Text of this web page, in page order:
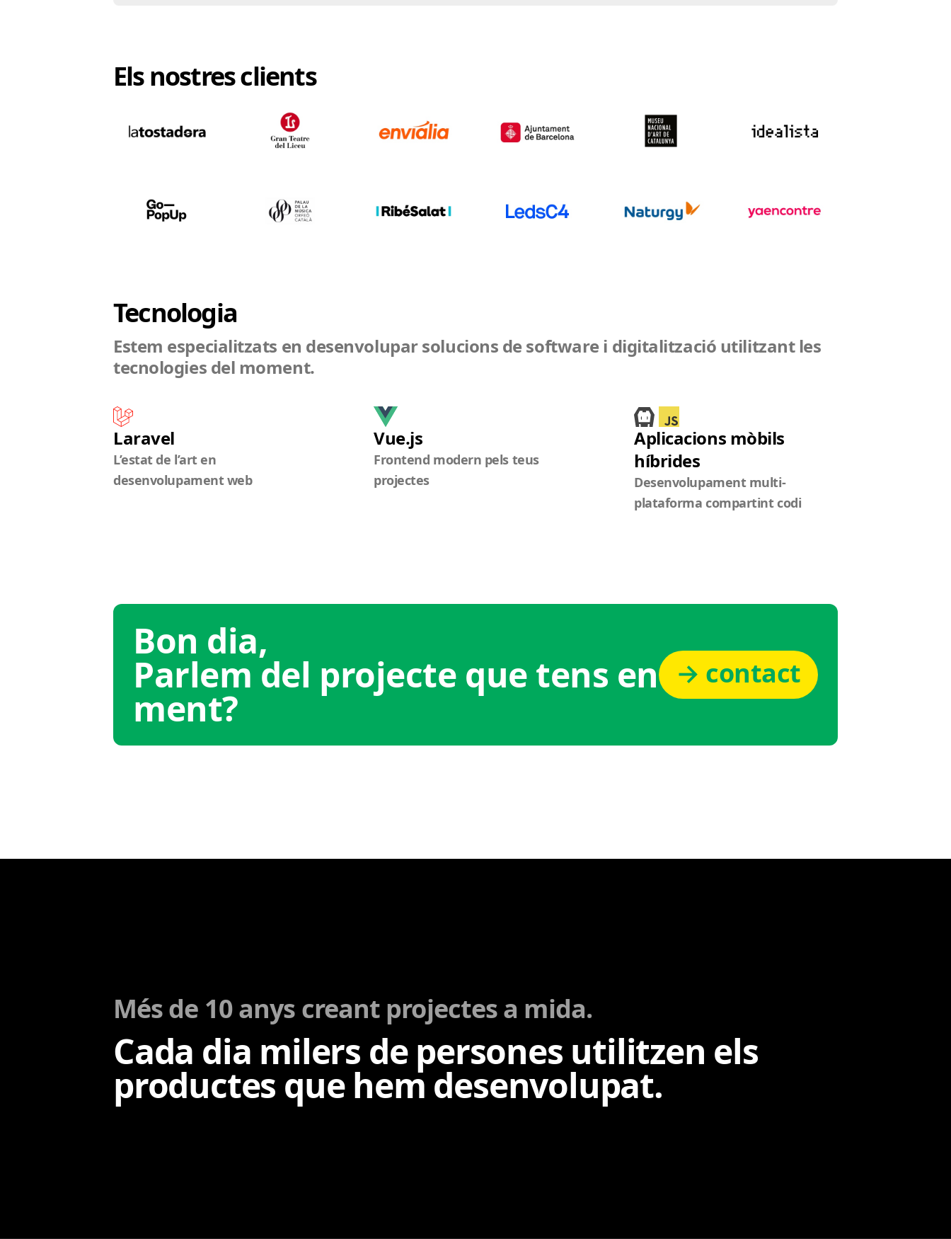
Els nostres clients
Tecnologia
Estem especialitzats en desenvolupar solucions de software i digitalització utilitzant les
tecnologies del moment.
Laravel
L’estat de l’art en
desenvolupament web
Vue.js
Frontend modern pels teus
projectes
Aplicacions mòbils
híbrides
Desenvolupament multi-
plataforma compartint codi
Bon dia,
Parlem del projecte que tens en
ment?
→ contact
Més de 10 anys creant projectes a mida.
Cada dia milers de persones utilitzen els
productes que hem desenvolupat.